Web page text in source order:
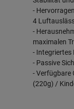
-
4
-
maximalen
- Integriertes
- Passive
- Verfügbare
(220g) /